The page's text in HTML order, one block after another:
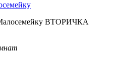
ВТОРИЧКА